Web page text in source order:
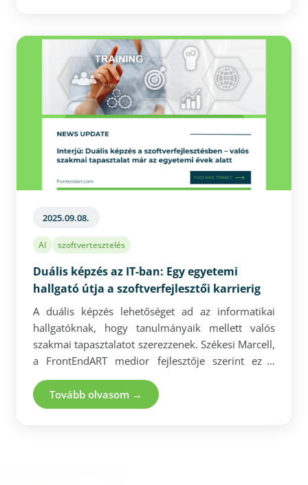
növelik a hatékonyságot és versenyelőnyt
teremtenek. A vállalat így nemcsak a jelen
kihívásaira reagál, hanem stabil alapot épít a
jövőbeli növekedéshez is.
2025.09.08.
AI szoftvertesztelés
Duális képzés az IT-ban: Egy egyetemi
hallgató útja a szoftverfejlesztői karrierig
A duális képzés lehetőséget ad az informatikai
hallgatóknak, hogy tanulmányaik mellett valós
szakmai tapasztalatot szerezzenek. Székesi Marcell,
a FrontEndART medior fejlesztője szerint ez a
modell nemcsak megkönnyíti a tanulmányokat,
hanem jelentős előnyt is biztosít a
munkaerőpiacon. A rugalmas munkaidő és a
Tovább olvasom →